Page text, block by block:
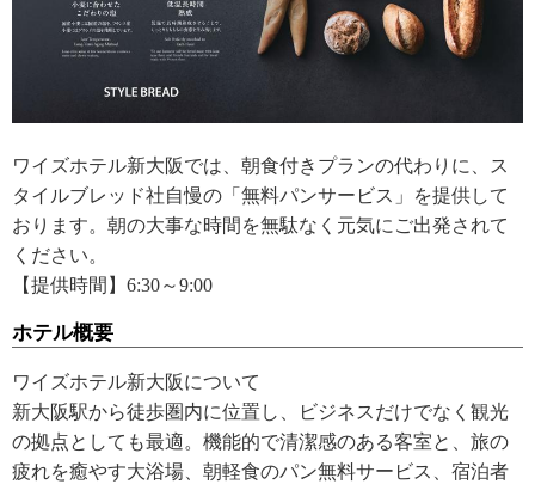
ワイズホテル新大阪では、朝食付きプランの代わりに、ス
タイルブレッド社自慢の「無料パンサービス」を提供して
おります。朝の大事な時間を無駄なく元気にご出発されて
ください。
【提供時間】6:30～9:00
ホテル概要
ワイズホテル新大阪について
新大阪駅から徒歩圏内に位置し、ビジネスだけでなく観光
の拠点としても最適。機能的で清潔感のある客室と、旅の
疲れを癒やす大浴場、朝軽食のパン無料サービス、宿泊者